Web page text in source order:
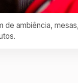
de ambiência,